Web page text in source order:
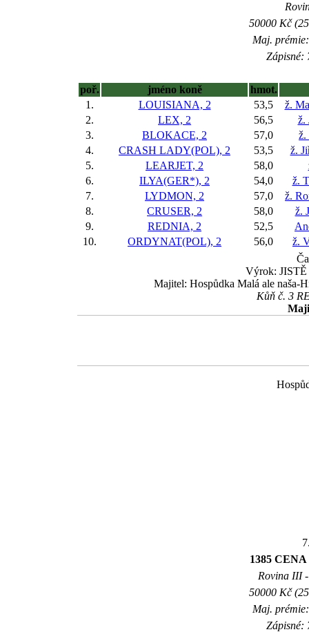
50000 Kč
Maj.
Zápisné:
poř. jméno koně
hmot.
1.
LOUISIANA, 2 53,5
ž.
2.
LEX, 2 56,5
ž.
3.
BLOKACE, 2 57,0
ž.
4.
CRASH LADY(POL), 2 53,5
ž.
5.
LEARJET, 2 58,0
6.
ILYA(GER*), 2 54,0
ž.
7.
LYDMON, 2 57,0
ž.
8.
CRUSER, 2 58,0
ž.
9.
REDNIA, 2 52,5
10.
ORDYNAT(POL), 2 56,0
ž.
Výrok: JISTĚ
Majitel: Hospůdka Malá ale naša-
Kůň č. 3
1385
Rovina III
50000 Kč
Maj.
Zápisné: